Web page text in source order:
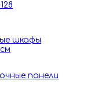
шкафы
панели